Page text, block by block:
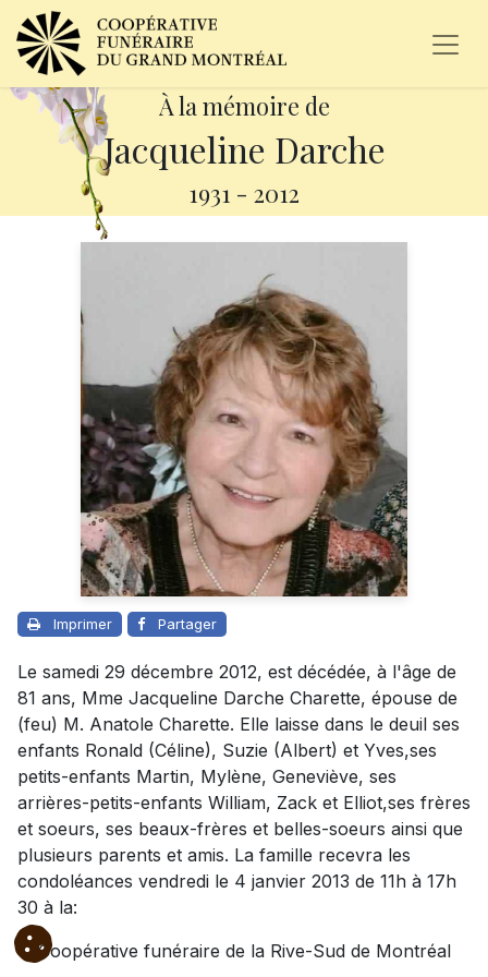
À la mémoire de
Jacqueline Darche
1931 - 2012
Imprimer Partager
Le samedi 29 décembre 2012, est décédée, à l'âge de
81 ans, Mme Jacqueline Darche Charette, épouse de
(feu) M. Anatole Charette. Elle laisse dans le deuil ses
enfants Ronald (Céline), Suzie (Albert) et Yves,ses
petits-enfants Martin, Mylène, Geneviève, ses
arrières-petits-enfants William, Zack et Elliot,ses frères
et soeurs, ses beaux-frères et belles-soeurs ainsi que
plusieurs parents et amis. La famille recevra les
condoléances vendredi le 4 janvier 2013 de 11h à 17h
30 à la:
Coopérative funéraire de la Rive-Sud de Montréal